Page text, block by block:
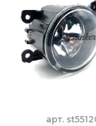
арт.